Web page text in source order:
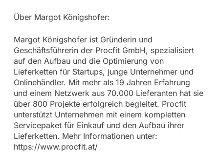
Über Margot Königshofer:
Margot Königshofer ist Gründerin und
Geschäftsführerin der Procfit GmbH, spezialisiert
auf den Aufbau und die Optimierung von
Lieferketten für Startups, junge Unternehmer und
Onlinehändler. Mit mehr als 19 Jahren Erfahrung
und einem Netzwerk aus 70.000 Lieferanten hat sie
über 800 Projekte erfolgreich begleitet. Procfit
unterstützt Unternehmen mit einem kompletten
Servicepaket für Einkauf und den Aufbau ihrer
Lieferketten. Mehr Informationen unter:
https://www.procfit.at/